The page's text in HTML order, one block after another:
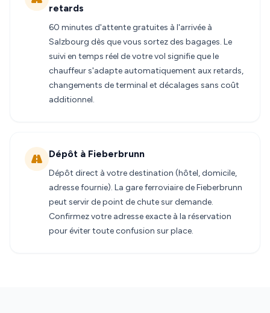
retards
60 minutes d'attente gratuites à l'arrivée à
Salzbourg dès que vous sortez des bagages. Le
suivi en temps réel de votre vol signifie que le
chauffeur s'adapte automatiquement aux retards,
changements de terminal et décalages sans coût
additionnel.
Dépôt à Fieberbrunn
Dépôt direct à votre destination (hôtel, domicile,
adresse fournie). La gare ferroviaire de Fieberbrunn
peut servir de point de chute sur demande.
Confirmez votre adresse exacte à la réservation
pour éviter toute confusion sur place.